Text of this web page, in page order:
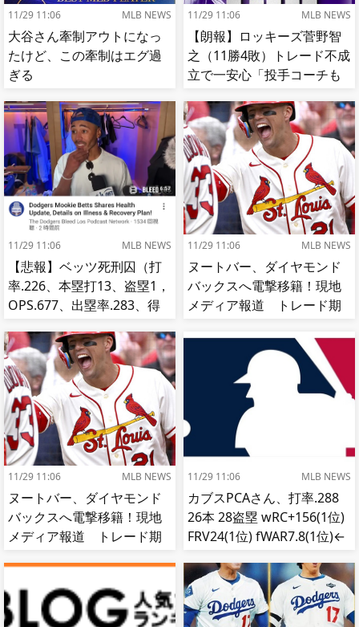
11/29 11:06 MLB NEWS
大谷さん牽制アウトになっ
たけど、この牽制はエグ過
ぎる
11/29 11:06 MLB NEWS
【朗報】ロッキーズ菅野智
之（11勝4敗）トレード不成
立で一安心「投手コーチも
11/29 11:06 MLB NEWS
【悲報】ベッツ死刑囚（打
率.226、本塁打13、盗塁1，
OPS.677、出塁率.283、得
11/29 11:06 MLB NEWS
ヌートバー、ダイヤモンド
バックスへ電撃移籍！現地
メディア報道 トレード期
11/29 11:06 MLB NEWS
ヌートバー、ダイヤモンド
バックスへ電撃移籍！現地
メディア報道 トレード期
11/29 11:06 MLB NEWS
カブスPCAさん、打率.288
26本 28盗塁 wRC+156(1位)
FRV24(1位) fWAR7.8(1位)←